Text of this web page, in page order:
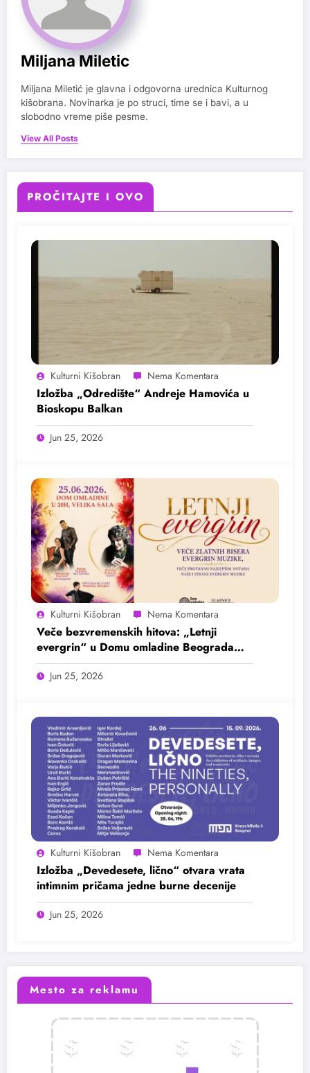
Miljana Miletic
Miljana Miletić je glavna i odgovorna urednica Kulturnog
kišobrana. Novinarka je po struci, time se i bavi, a u
slobodno vreme piše pesme.
View All Posts
PROČITAJTE I OVO
Kulturni Kišobran
Izložba „Odredište“ Andreje Hamovića u
Bioskopu Balkan
Jun 25, 2026
Kulturni Kišobran
Veče bezvremenskih hitova: „Letnji
evergrin“ u Domu omladine Beograda
25. juna
Jun 25, 2026
Kulturni Kišobran
Izložba „Devedesete, lično“ otvara vrata
intimnim pričama jedne burne decenije
Jun 25, 2026
Mesto za reklamu